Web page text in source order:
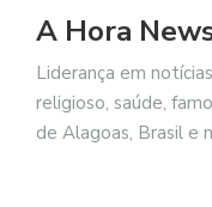
A Hora
Liderança em
religioso, saúde,
de Alagoas, Brasil e